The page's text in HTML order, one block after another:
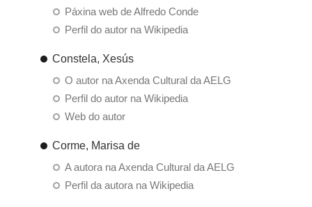
Páxina web de Alfredo Conde
Perfil do autor na Wikipedia
Constela, Xesús
O autor na Axenda Cultural da AELG
Perfil do autor na Wikipedia
Web do autor
Corme, Marisa de
A autora na Axenda Cultural da AELG
Perfil da autora na Wikipedia